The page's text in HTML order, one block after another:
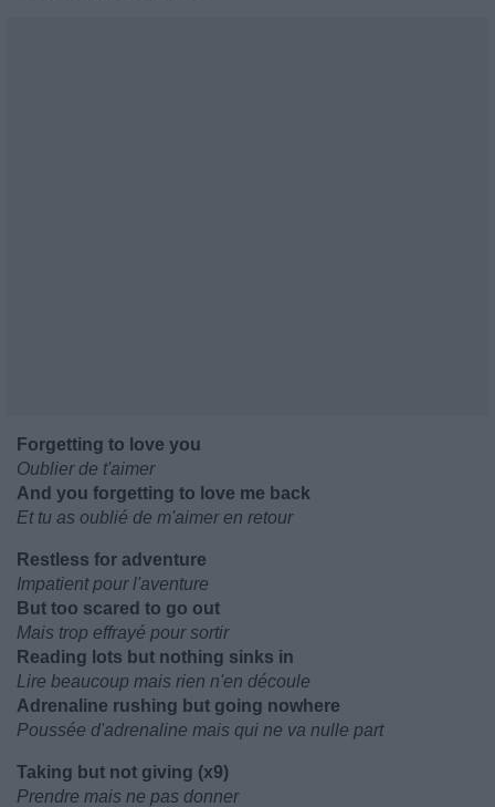
Forgetting to love you
Oublier de t'aimer
And you forgetting to love me back
Et tu as oublié de m'aimer en retour
Restless for adventure
Impatient pour l'aventure
But too scared to go out
Mais trop effrayé pour sortir
Reading lots but nothing sinks in
Lire beaucoup mais rien n'en découle
Adrenaline rushing but going nowhere
Poussée d'adrenaline mais qui ne va nulle part
Taking but not giving (x9)
Prendre mais ne pas donner